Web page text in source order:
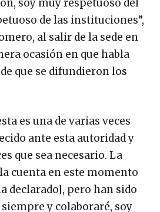
de las instituciones”,
al salir de la sede en
ocasión en que habla
que se difundieron los
es una de varias veces
ante esta autoridad y
que sea necesario. La
cuenta en este momento
declarado], pero han sido
y colaboraré, soy